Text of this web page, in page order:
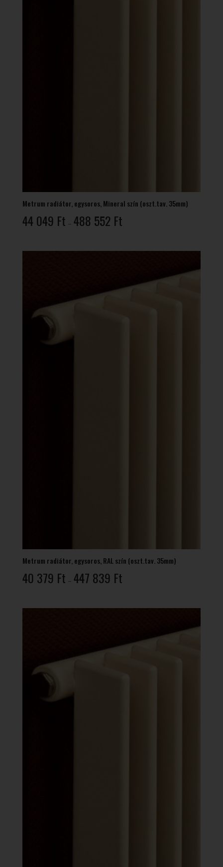
Metrum radiátor, egysoros, Mineral szín (oszt.tav. 35mm)
44 049 Ft – 488 552 Ft44
-
Metrum radiátor, egysoros, RAL szín (oszt.tav. 35mm)
40 379 Ft – 447 839 Ft40
-